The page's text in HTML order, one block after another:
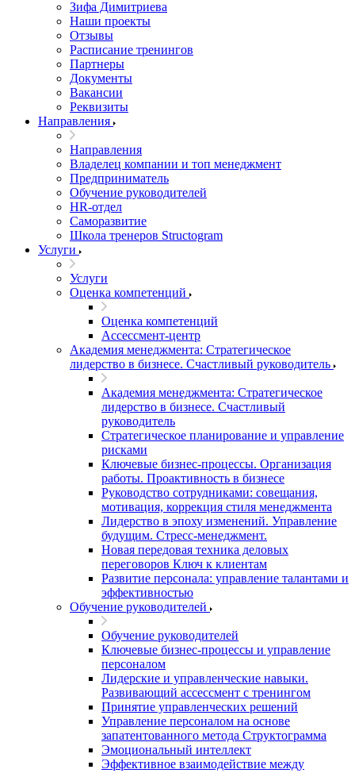
Зифа Димитриева
Наши проекты
Отзывы
Расписание тренингов
Партнеры
Документы
Вакансии
Реквизиты
Направления
Направления
Владелец компании и топ менеджмент
Предприниматель
Обучение руководителей
HR-отдел
Саморазвитие
Школа тренеров Structogram
Услуги
Услуги
Оценка компетенций
Оценка компетенций
Ассессмент-центр
Академия менеджмента: Стратегическое
лидерство в бизнесе. Счастливый руководитель
Академия менеджмента: Стратегическое
лидерство в бизнесе. Счастливый
руководитель
Стратегическое планирование и управление
рисками
Ключевые бизнес-процессы. Организация
работы. Проактивность в бизнесе
Руководство сотрудниками: совещания,
мотивация, коррекция стиля менеджмента
Лидерство в эпоху изменений. Управление
будущим. Стресс-менеджмент.
Новая передовая техника деловых
переговоров Ключ к клиентам
Развитие персонала: управление талантами и
эффективностью
Обучение руководителей
Обучение руководителей
Ключевые бизнес-процессы и управление
персоналом
Лидерские и управленческие навыки.
Развивающий ассессмент с тренингом
Принятие управленческих решений
Управление персоналом на основе
запатентованного метода Структограмма
Эмоциональный интеллект
Эффективное взаимодействие между